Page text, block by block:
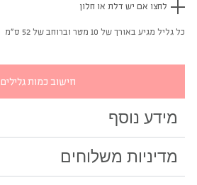
לחצו אם יש דלת או חלון
כל גליל מגיע באורך של 10 מטר וברוחב של 52 ס"מ
חישוב כמות גלילים
מידע נוסף
מדיניות משלוחים